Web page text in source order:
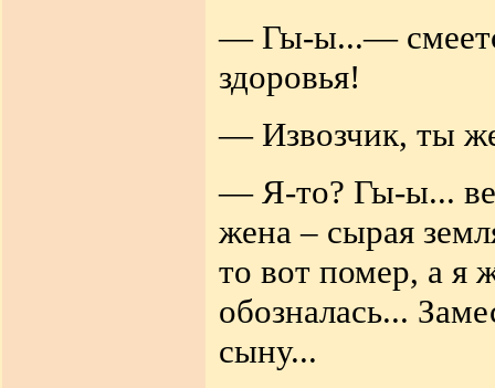
— Гы-ы...—
здоровья!
— Извозчик, ты
— Я-то? Гы-ы...
жена – сырая
то вот помер, а я
обозналась...
сыну...